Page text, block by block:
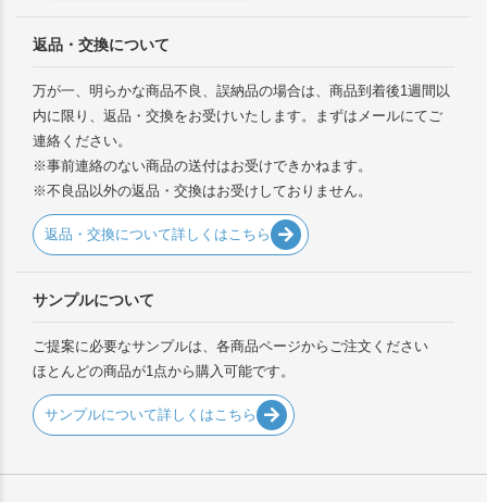
返品・交換について
万が一、明らかな商品不良、誤納品の場合は、商品到着後1週間以
内に限り、返品・交換をお受けいたします。まずはメールにてご
連絡ください。
※事前連絡のない商品の送付はお受けできかねます。
※不良品以外の返品・交換はお受けしておりません。
返品・交換について詳しくはこちら
サンプルについて
ご提案に必要なサンプルは、各商品ページからご注文ください
ほとんどの商品が1点から購入可能です。
サンプルについて詳しくはこちら